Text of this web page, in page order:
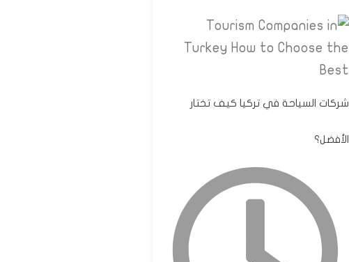
شركات السياحة في تركيا كيف تختار
الأفضل؟